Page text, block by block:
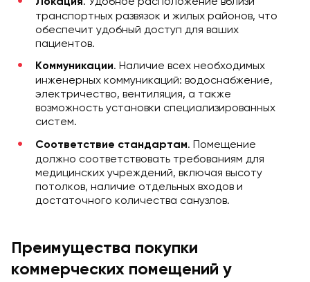
транспортных развязок и жилых районов, что
обеспечит удобный доступ для ваших
пациентов.
Коммуникации. Наличие всех необходимых
инженерных коммуникаций: водоснабжение,
электричество, вентиляция, а также
возможность установки специализированных
систем.
Соответствие стандартам. Помещение
должно соответствовать требованиям для
медицинских учреждений, включая высоту
потолков, наличие отдельных входов и
достаточного количества санузлов.
Преимущества покупки
коммерческих помещений у